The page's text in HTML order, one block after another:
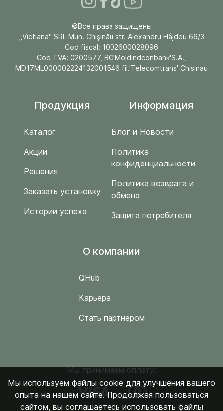
©Все права защищены
„Victiana" SRL Mun. Chişinău str. Alexandru Hâjdeu 66/3
Cod fiscal: 1002600028096
Cod TVA: 0200577, BC'Moldindconbank'S.A.,
MD17ML000002224132001546 fil.'Telecomtrans' Chisinau
Продукция
Каталог
Акции
Решения
Заказать установку
Истории успеха
Информация
Блог и Новости
Политика
конфиденциальности
Политика возврата и
обмена
Защита потребителя
O компании
QHub
Карьера
Стать партнером
Мы принимаем оплату:
Мы используем файлы cookie для улучшения вашего
опыта на нашем сайте. Продолжая пользоваться
сайтом, вы соглашаетесь использовать файлы